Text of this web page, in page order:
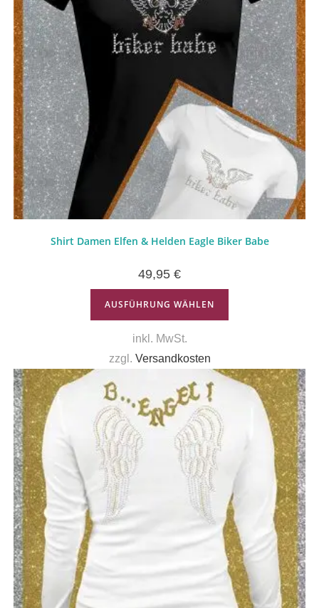
Shirt Damen Elfen & Helden Eagle Biker Babe
49,95 €
AUSFÜHRUNG WÄHLEN
inkl. MwSt.
zzgl. Versandkosten